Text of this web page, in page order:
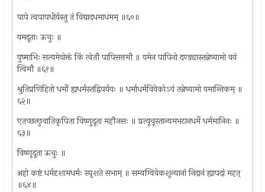
पापे त्वपापधीर्यस्तु तं विद्यादधमाधमम् ॥६०॥
यमदूताः ऊचुः ॥
युष्माभिः सत्यमेवोक्तं किं त्वेतौ पापिसत्तमौ ॥ यमेन पापिनो दण्ड्यास्तन्नेष्यामो वयं
त्विमौ ॥६१॥
श्रुतिप्रणिहितो धर्मो ह्यधर्मस्तद्विपर्ययः ॥ धर्माधर्मविवेकोऽयं तन्नेष्यामो यमान्तिकम् ॥
६२॥
एतच्छत्छुवातिकृपिता विष्णुदूता महौजसः ॥ प्रत्यूचूस्तान्यमभटानधर्मे धर्ममानिनः ॥
६३॥
विष्णूदूता ऊचुः ॥
अहो कष्टं धर्मदृशामधर्मः स्पृशते सभाम् ॥ सम्यग्विवेकशून्यानां निदानं ह्यापदां महत्
॥६४॥